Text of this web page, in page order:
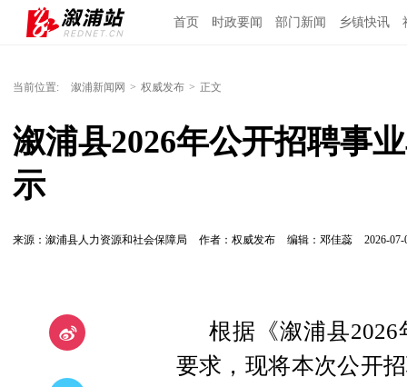
首页 时政要闻 部门新闻 乡镇快讯
当前位置: 溆浦新闻网 > 权威发布 > 正文
溆浦县2026年公开招聘事
示
来源：溆浦县人力资源和社会保障局 作者：权威发布 编辑：邓佳蕊 2026-07-
根据《溆浦县
要求，现将本次公开